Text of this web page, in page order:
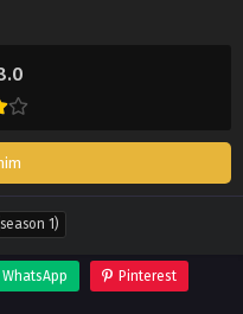
1)
WhatsApp Pinterest